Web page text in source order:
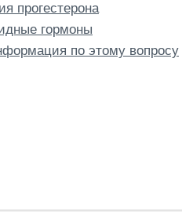
прогестерона
гормоны
по этому вопросу